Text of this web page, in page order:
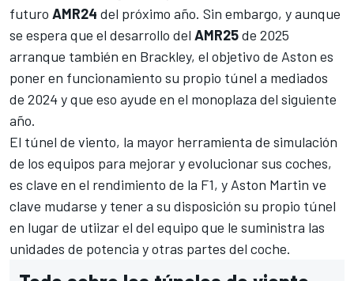
futuro AMR24 del próximo año. Sin embargo, y aunque
se espera que el desarrollo del AMR25de 2025
arranque también en Brackley, el objetivo de Aston es
poner en funcionamiento su propio túnel a mediados
de 2024 y que eso ayude en el monoplaza del siguiente
año.
El túnel de viento, la mayor herramienta de simulación
de los equipos para mejorar y evolucionar sus coches,
es clave en el rendimiento de la F1, y Aston Martin ve
clave mudarse y tener a su disposición su propio túnel
en lugar de utiizar el del equipo que le suministra las
unidades de potencia y otras partes del coche.